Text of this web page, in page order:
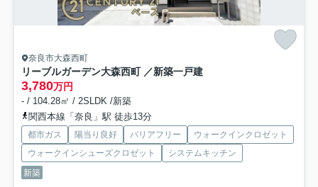
奈良市大森西町
リーブルガーデン大森西町 ／新築一戸建
3,780万円
- / 104.28㎡ / 2SLDK /新築
関西本線「奈良」駅 徒歩13分
都市ガス 陽当り良好 バリアフリー
ウォークインクロゼット
ウォークインシューズクロゼット
システムキッチン
新築